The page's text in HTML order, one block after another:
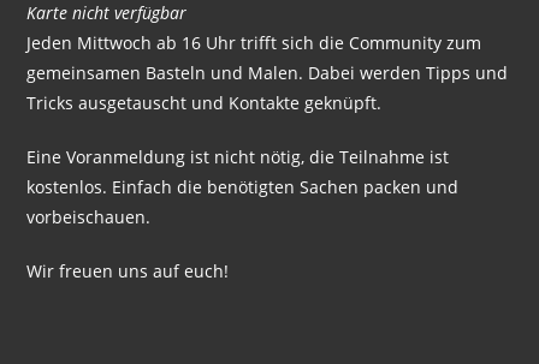
Karte nicht verfügbar
Jeden Mittwoch ab 16 Uhr trifft sich die Community zum
gemeinsamen Basteln und Malen. Dabei werden Tipps und
Tricks ausgetauscht und Kontakte geknüpft.
Eine Voranmeldung ist nicht nötig, die Teilnahme ist
kostenlos. Einfach die benötigten Sachen packen und
vorbeischauen.
Wir freuen uns auf euch!